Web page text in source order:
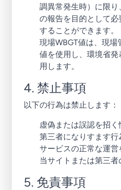
調異常発生時）に限
の報告を目的として
することができます。
現場WBGT値は、現場
値を使用し、環境省
用します。
4. 禁止事項
以下の行為は禁止します：
虚偽または誤認を招
第三者になりすます行
サービスの正常な運
当サイトまたは第三
5. 免責事項